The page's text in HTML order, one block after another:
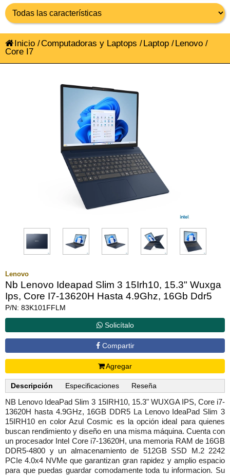
Inicio /Computadoras y Laptops /Laptop /Lenovo /
Core I7
Lenovo
Nb Lenovo Ideapad Slim 3 15Irh10, 15.3" Wuxga
Ips, Core I7-13620H Hasta 4.9Ghz, 16Gb Ddr5
P/N: 83K101FFLM
Solicítalo
Compartir
Agregar
Descripción Especificaciones Reseña
NB Lenovo IdeaPad Slim 3 15IRH10, 15.3" WUXGA IPS, Core i7-
13620H hasta 4.9GHz, 16GB DDR5 La Lenovo IdeaPad Slim 3
15IRH10 en color Azul Cosmic es la opción ideal para quienes
buscan rendimiento y diseño en una misma máquina. Cuenta con
un procesador Intel Core i7-13620H, una memoria RAM de 16GB
DDR5-4800 y un almacenamiento de 512GB SSD M.2 2242
PCIe 4.0x4 NVMe que garantizan gran rapidez y amplio espacio
para que puedas guardar comodamente toda tu informacion. Su